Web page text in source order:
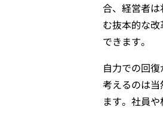
合、経営者
む抜本的な
できます。
自力での回
考えるのは
ます。社員